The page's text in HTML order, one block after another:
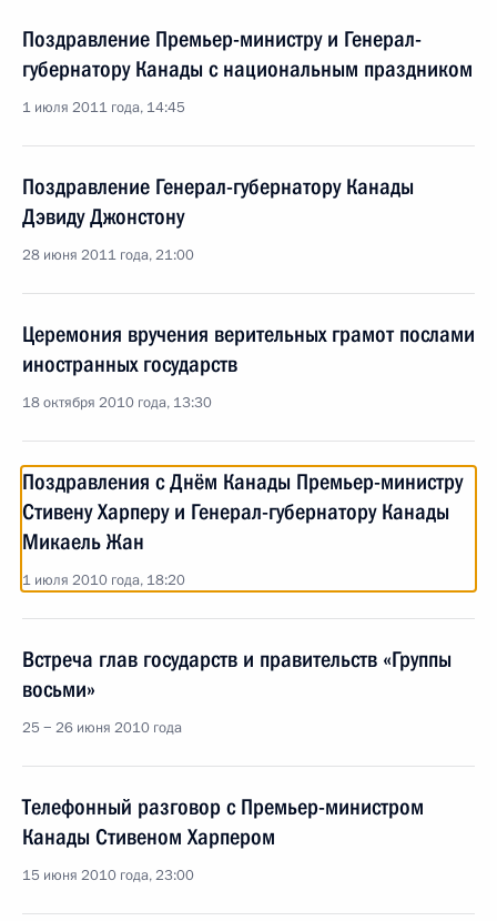
Поздравление Премьер-министру и Генерал-
губернатору Канады с национальным праздником
1 июля 2011 года, 14:45
Поздравление Генерал-губернатору Канады
Дэвиду Джонстону
28 июня 2011 года, 21:00
Церемония вручения верительных грамот послами
иностранных государств
18 октября 2010 года, 13:30
Поздравления с Днём Канады Премьер-министру
Стивену Харперу и Генерал-губернатору Канады
Микаель Жан
1 июля 2010 года, 18:20
Встреча глав государств и правительств «Группы
восьми»
25 − 26 июня 2010 года
Телефонный разговор с Премьер-министром
Канады Стивеном Харпером
15 июня 2010 года, 23:00